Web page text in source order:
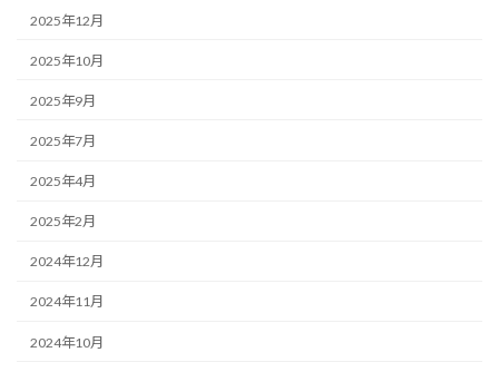
2025年12月
2025年10月
2025年9月
2025年7月
2025年4月
2025年2月
2024年12月
2024年11月
2024年10月